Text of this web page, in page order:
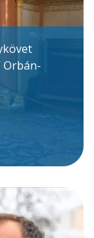
Orbán-